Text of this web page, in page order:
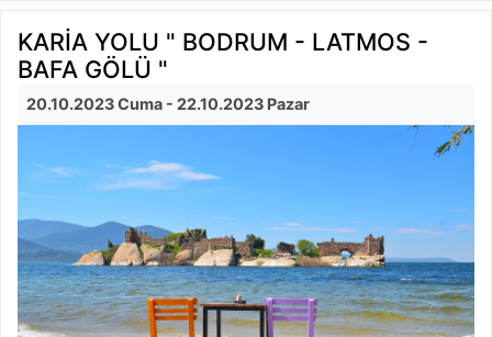
KARİA YOLU " BODRUM - LATMOS -
BAFA GÖLÜ "
20.10.2023 Cuma - 22.10.2023 Pazar